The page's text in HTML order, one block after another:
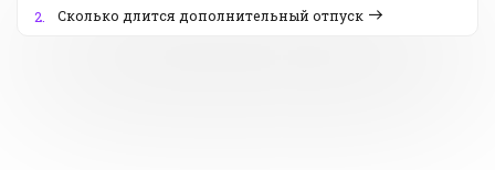
2.
Сколько длится дополнительный отпуск